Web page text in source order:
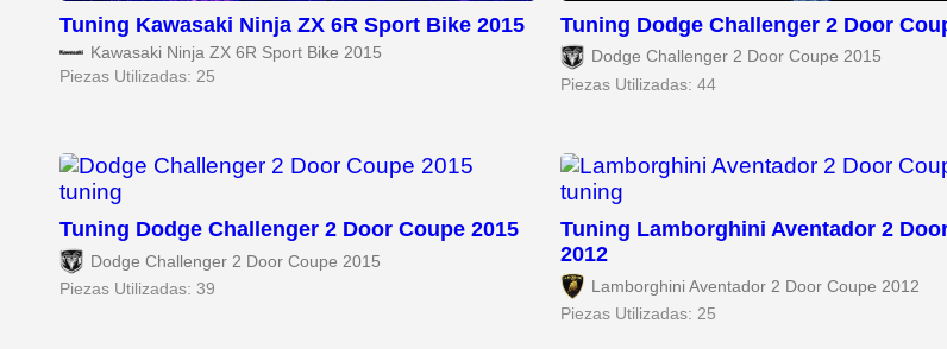
Tuning Kawasaki Ninja ZX 6R Sport Bike 2015
Kawasaki Ninja ZX 6R Sport Bike 2015
Piezas Utilizadas: 25
Tuning Dodge Challenger 2 Door
Dodge Challenger 2 Door Coupe 2015
Piezas Utilizadas: 44
Tuning Dodge Challenger 2 Door Coupe 2015
Dodge Challenger 2 Door Coupe 2015
Piezas Utilizadas: 39
Tuning Lamborghini Aventador 2
2012
Lamborghini Aventador 2 Door Coupe 2012
Piezas Utilizadas: 25